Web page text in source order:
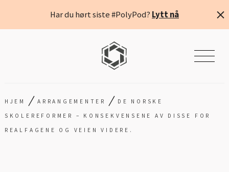
Har du hørt siste #PolyPod? Lytt nå
HJEM /ARRANGEMENTER / DE NORSKE
SKOLEREFORMER – KONSEKVENSENE AV DISSE FOR
REALFAGENE OG VEIEN VIDERE.